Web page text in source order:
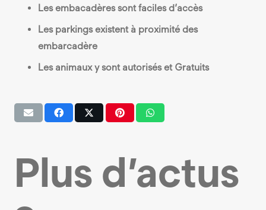
Les embacadères sont faciles d’accès
Les parkings existent à proximité des
embarcadère
Les animaux y sont autorisés et Gratuits
Plus d’actus